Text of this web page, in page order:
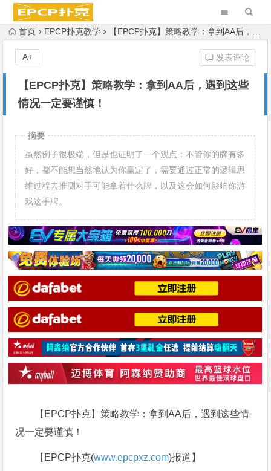
首页 EPCP扑克教学 【EPCP扑克】策略教学：拿到AA后，遇到这些情况一定要谨慎！
【EPCP扑克】策略教学：拿到AA后，遇到这些
情况一定要谨慎！
发表评论
A+
摘要
虽然例子很极端，但是也证明了一个观点：不管你的牌有多
好，都不能想当然地认为你赢定了，需要通过正常的逻辑思
维过程去推测对手可能拿着什么牌，以及这会如何影响你游
戏这手牌。
【EPCP扑克】策略教学：拿到AA后，遇到这些情
况一定要谨慎！
【EPCP扑克(www.epcpxz.com)报道】